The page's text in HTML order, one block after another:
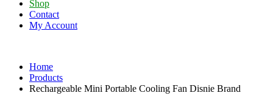
Shop
Contact
My Account
Home
Products
Rechargeable Mini Portable Cooling Fan Disnie Brand